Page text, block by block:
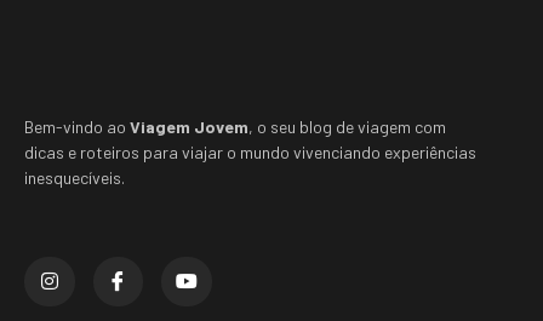
Bem-vindo ao Viagem Jovem, o seu blog de viagem com
dicas e roteiros para viajar o mundo vivenciando experiências
inesquecíveis.